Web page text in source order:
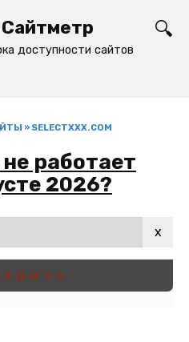
Сайтметр
доступности сайтов
» SELECTXXX.COM
работает
2026?
x